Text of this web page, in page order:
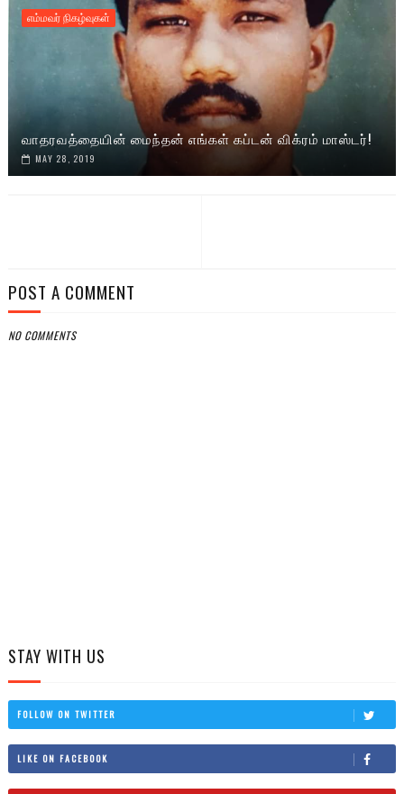
எம்மவர் நிகழ்வுகள்
வாதரவத்தையின் மைந்தன் எங்கள் கப்டன் விக்ரம் மாஸ்டர்!
MAY 28, 2019
POST A COMMENT
NO COMMENTS
STAY WITH US
FOLLOW ON TWITTER
LIKE ON FACEBOOK